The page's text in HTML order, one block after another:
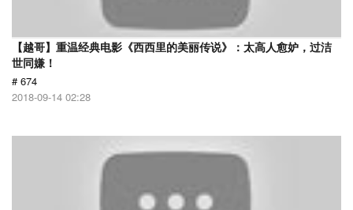
【越哥】重温经典电影《西西里的美丽传说》：太高人愈妒，过洁
世同嫌！
# 674
2018-09-14 02:28